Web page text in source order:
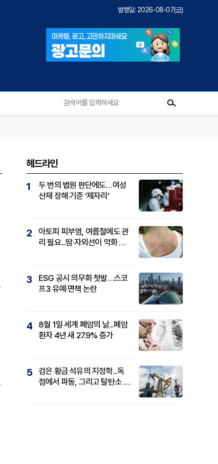
발행일: 2026-08-07(금)
헤드라인
1
두 번의 법원 판단에도…여성
산재 장해 기준 ‘제자리’
2
아토피 피부염, 여름철에도 관
리 필요...땀·자외선이 악화 요
3
ESG 공시 의무화 첫발…스코
프3 유예·면책 논란
4
8월 1일 세계 폐암의 날...폐암
환자 4년 새 27.9% 증가
5
검은 황금 석유의 지정학...독
점에서 파동, 그리고 탈탄소 패